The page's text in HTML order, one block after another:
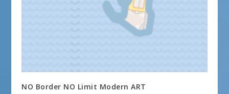
NO Border NO Limit Modern ART